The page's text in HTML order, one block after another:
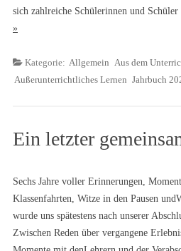
sich zahlreiche Schülerinnen und
»
Kategorie: Allgemein Aus dem
Außerunterrichtliches Lernen Jahrbuch
Ein letzter
Sechs Jahre voller Erinnerungen,
Klassenfahrten, Witze in den Pausen
wurde uns spätestens nach unserer
Zwischen Reden über vergangene